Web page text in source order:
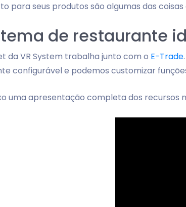
para seus produtos são algumas das
de restaurante
da VR System trabalha junto com o E-Trade
configurável e podemos customizar
uma apresentação completa dos recursos